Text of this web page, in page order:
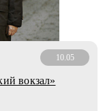
10.05
вокзал»